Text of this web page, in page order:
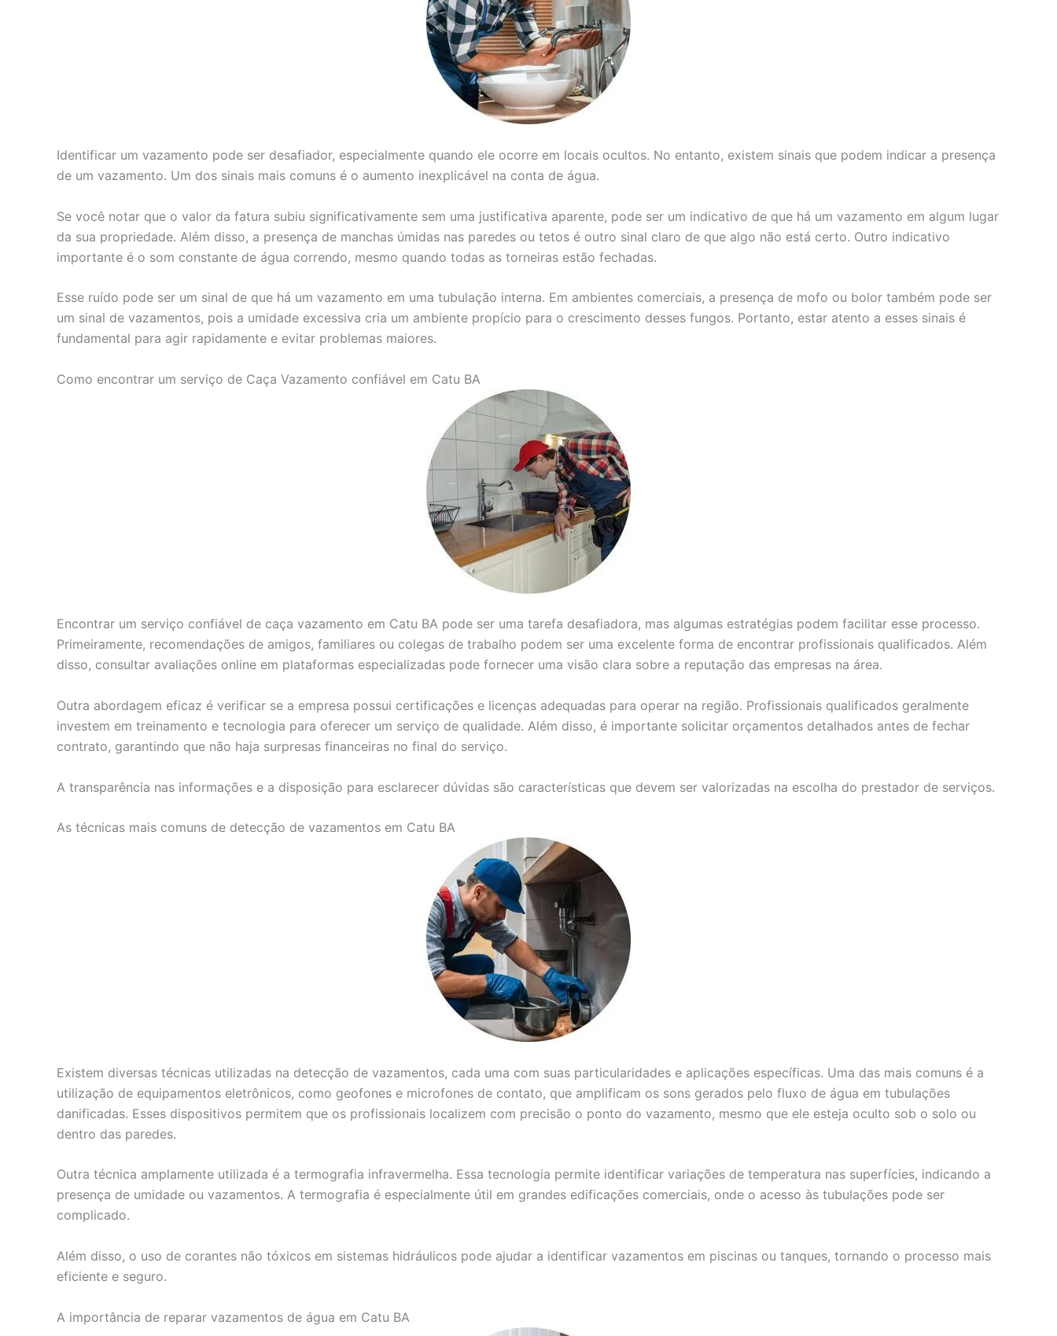
Identificar um vazamento pode ser desafiador, especialmente quando ele ocorre em locais ocultos. No entanto, existem sinais que podem indicar a presença
de um vazamento. Um dos sinais mais comuns é o aumento inexplicável na conta de água.
Se você notar que o valor da fatura subiu significativamente sem uma justificativa aparente, pode ser um indicativo de que há um vazamento em algum lugar
da sua propriedade. Além disso, a presença de manchas úmidas nas paredes ou tetos é outro sinal claro de que algo não está certo. Outro indicativo
importante é o som constante de água correndo, mesmo quando todas as torneiras estão fechadas.
Esse ruído pode ser um sinal de que há um vazamento em uma tubulação interna. Em ambientes comerciais, a presença de mofo ou bolor também pode ser
um sinal de vazamentos, pois a umidade excessiva cria um ambiente propício para o crescimento desses fungos. Portanto, estar atento a esses sinais é
fundamental para agir rapidamente e evitar problemas maiores.
Como encontrar um serviço de Caça Vazamento confiável em Catu BA
Encontrar um serviço confiável de caça vazamento em Catu BA pode ser uma tarefa desafiadora, mas algumas estratégias podem facilitar esse processo.
Primeiramente, recomendações de amigos, familiares ou colegas de trabalho podem ser uma excelente forma de encontrar profissionais qualificados. Além
disso, consultar avaliações online em plataformas especializadas pode fornecer uma visão clara sobre a reputação das empresas na área.
Outra abordagem eficaz é verificar se a empresa possui certificações e licenças adequadas para operar na região. Profissionais qualificados geralmente
investem em treinamento e tecnologia para oferecer um serviço de qualidade. Além disso, é importante solicitar orçamentos detalhados antes de fechar
contrato, garantindo que não haja surpresas financeiras no final do serviço.
A transparência nas informações e a disposição para esclarecer dúvidas são características que devem ser valorizadas na escolha do prestador de serviços.
As técnicas mais comuns de detecção de vazamentos em Catu BA
Existem diversas técnicas utilizadas na detecção de vazamentos, cada uma com suas particularidades e aplicações específicas. Uma das mais comuns é a
utilização de equipamentos eletrônicos, como geofones e microfones de contato, que amplificam os sons gerados pelo fluxo de água em tubulações
danificadas. Esses dispositivos permitem que os profissionais localizem com precisão o ponto do vazamento, mesmo que ele esteja oculto sob o solo ou
dentro das paredes.
Outra técnica amplamente utilizada é a termografia infravermelha. Essa tecnologia permite identificar variações de temperatura nas superfícies, indicando a
presença de umidade ou vazamentos. A termografia é especialmente útil em grandes edificações comerciais, onde o acesso às tubulações pode ser
complicado.
Além disso, o uso de corantes não tóxicos em sistemas hidráulicos pode ajudar a identificar vazamentos em piscinas ou tanques, tornando o processo mais
eficiente e seguro.
A importância de reparar vazamentos de água em Catu BA